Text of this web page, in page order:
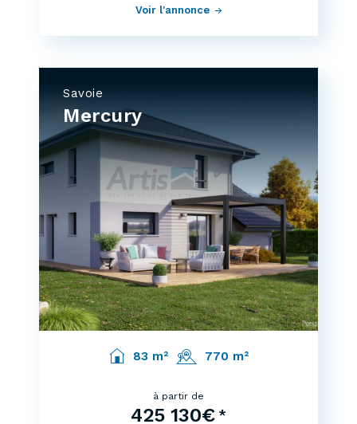
Voir l'annonce
Savoie
Mercury
83 m² 770 m²
à partir de
425 130€ *